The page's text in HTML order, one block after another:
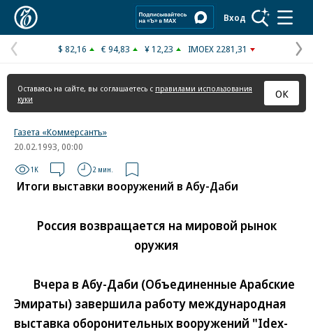
Вход
Предыдущая
страница
$ 82,16 € 94,83 ¥ 12,23 IMOEX 2281,31
Оставаясь на сайте, вы соглашаетесь с правилами использования
куки
ОК
Газета «Коммерсантъ»
20.02.1993, 00:00
1K 2 мин.
Итоги выставки вооружений в Абу-Даби
Россия возвращаетcя на мировой рынок
оружия
Вчера в Абу-Даби (Объединенные Арабские
Эмираты) завершила работу международная
выставка оборонительных вооружений "Idex-